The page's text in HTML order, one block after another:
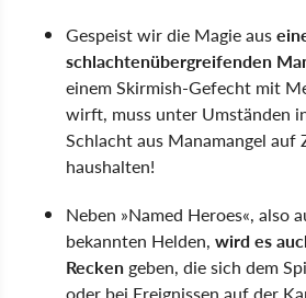
Gespeist wir die Magie aus
schlachtenübergreifenden
einem Skirmish-Gefecht mit
wirft, muss unter Umständen
Schlacht aus Manamangel auf
haushalten!
Neben »Named Heroes«, also
bekannten Helden, wird es
Recken geben, die sich dem